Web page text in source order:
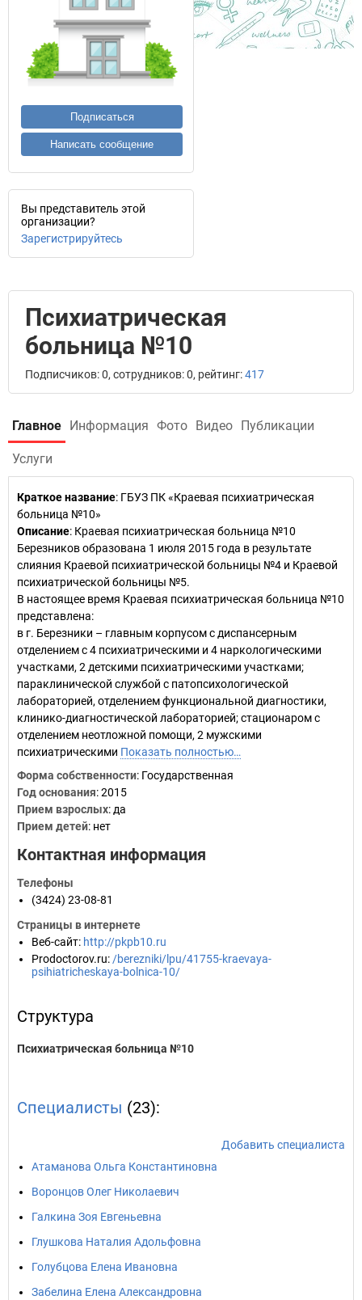
Подписаться
Написать сообщение
Вы представитель этой
организации?
Зарегистрируйтесь
Психиатрическая
больница №10
Подписчиков: 0, сотрудников: 0, рейтинг:417
Главное Информация Фото Видео Публикации
Услуги
Краткое название: ГБУЗ ПК «Краевая психиатрическая
больница №10»
Описание: Краевая психиатрическая больница №10
Березников образована 1 июля 2015 года в результате
слияния Краевой психиатрической больницы №4 и Краевой
психиатрической больницы №5.
В настоящее время Краевая психиатрическая больница №10
представлена:
в г. Березники – главным корпусом с диспансерным
отделением с 4 психиатрическими и 4 наркологическими
участками, 2 детскими психиатрическими участками;
параклинической службой с патопсихологической
лабораторией, отделением функциональной диагностики,
клинико-диагностической лабораторией; стационаром с
отделением неотложной помощи, 2 мужскими
психиатрическими Показать полностью…
Форма собственности: Государственная
Год основания:2015
Прием взрослых: да
Прием детей: нет
Контактная информация
Телефоны
(3424) 23-08-81
Страницы в интернете
Веб-сайт: http://pkpb10.ru
Prodoctorov.ru: /berezniki/lpu/41755-kraevaya-
psihiatricheskaya-bolnica-10/
Структура
Психиатрическая больница №10
Специалисты (23):
Добавить специалиста
Атаманова Ольга Константиновна
Воронцов Олег Николаевич
Галкина Зоя Евгеньевна
Глушкова Наталия Адольфовна
Голубцова Елена Ивановна
Забелина Елена Александровна